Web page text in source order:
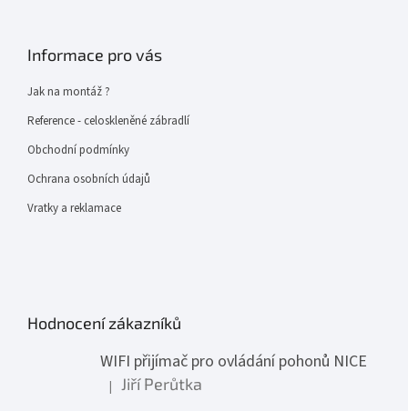
Informace pro vás
Jak na montáž ?
Reference - celoskleněné zábradlí
Obchodní podmínky
Ochrana osobních údajů
Vratky a reklamace
Hodnocení zákazníků
WIFI přijímač pro ovládání pohonů NICE
Hodnocení produktu je 1 z 5 hvězdiček.
| Jiří Perůtka